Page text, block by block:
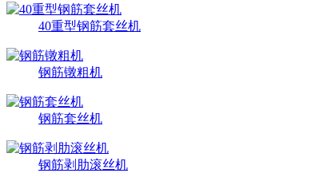
40重型钢筋套丝机
钢筋镦粗机
钢筋套丝机
钢筋剥肋滚丝机